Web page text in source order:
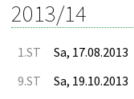
2013/14
1.ST Sa, 17.08.2013
9.ST Sa, 19.10.2013